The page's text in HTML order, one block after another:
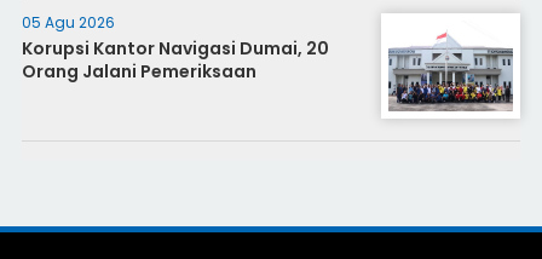
05 Agu 2026
Korupsi Kantor Navigasi Dumai, 20
Orang Jalani Pemeriksaan